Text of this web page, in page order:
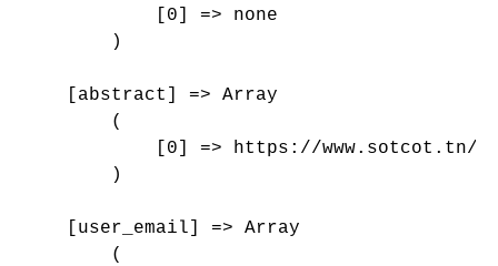
            [0] => none
        )
    [abstract] => Array
        (
[0] => https://www.sotcot.tn/
        )
    [user_email] => Array
        (